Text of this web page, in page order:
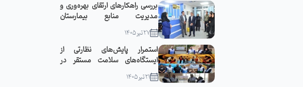
بررسی راهکارهای ارتقای بهره‌وری و
مدیریت منابع بیمارستان
قمربنی‌هاشم(ع) جوین با حضور
رئیس دانشگاه
27 تیر 1405
استمرار پایش‌های نظارتی از
ایستگاه‌های سلامت مستقر در
مواکب سبزوار
21 تیر 1405